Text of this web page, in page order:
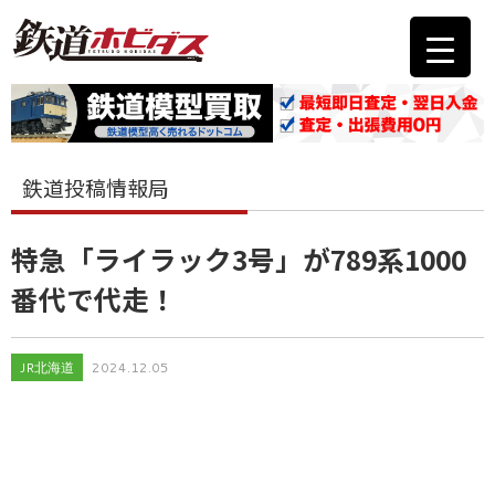
鉄道投稿情報局
特急「ライラック3号」が789系1000
番代で代走！
JR北海道 2024.12.05